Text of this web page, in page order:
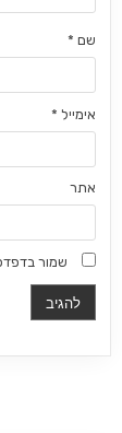
שם *
אימייל *
אתר
שמור